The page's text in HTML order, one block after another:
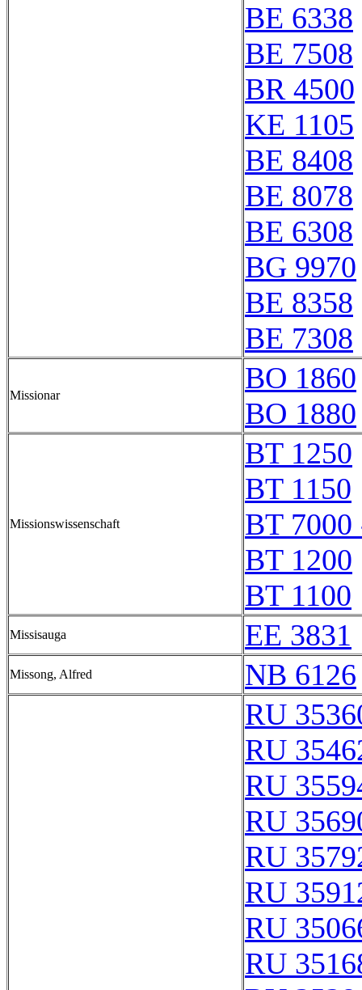
BE 6338
BE 7508
BR 4500
KE 1105
BE 8408
BE 8078
BE 6308
BG 9970
BE 8358
BE 7308
Missionar
BO 1860
BO 1880
Missionswissenschaft
BT 1250
BT 1150
BT
BT 1200
BT 1100
Missisauga EE 3831
Missong, Alfred
NB 6126
RU
RU
RU
RU
RU
RU
RU
RU